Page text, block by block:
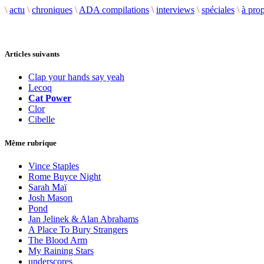
\ actu \ chroniques \ ADA compilations \ interviews \ spéciales \ à
Articles suivants
Clap your hands say yeah
Lecoq
Cat Power
Clor
Cibelle
Même rubrique
Vince Staples
Rome Buyce Night
Sarah Maï
Josh Mason
Pond
Jan Jelinek & Alan Abrahams
A Place To Bury Strangers
The Blood Arm
My Raining Stars
underscores